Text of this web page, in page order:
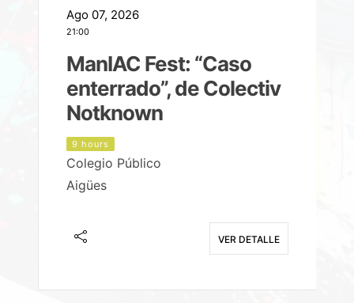
Ago 07, 2026
21:00
ManIAC Fest: “Caso
enterrado”, de Colectiv
Notknown
9 hours
Colegio Público
Aigües
VER DETALLE